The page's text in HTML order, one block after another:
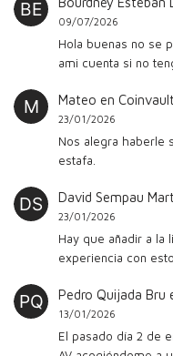
09/07/2026
Hola buenas no se
ami cuenta si no
Mateo en Coinvault
23/01/2026
Nos alegra haberle
estafa.
David Sempau
23/01/2026
Hay que añadir a la
experiencia con
Pedro Quijada Bru
13/01/2026
El pasado día 2 de